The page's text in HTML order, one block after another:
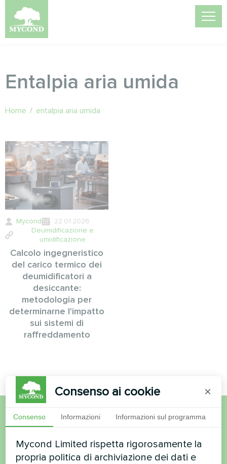
Entalpia aria umida
Home / entalpia aria umida
Mycond
22.01.2026
Deumidificazione e
umidificazione
Calcolo ingegneristico
del carico termico dei
deumidificatori a
desiccante:
metodologia per
determinarne l'impatto
sui sistemi di
raffreddamento
Volete acquistare o avete
domande?
Consenso ai cookie ×
Consenso Informazioni Informazioni sul programma
Mycond Limited rispetta rigorosamente la
propria politica di archiviazione dei dati e